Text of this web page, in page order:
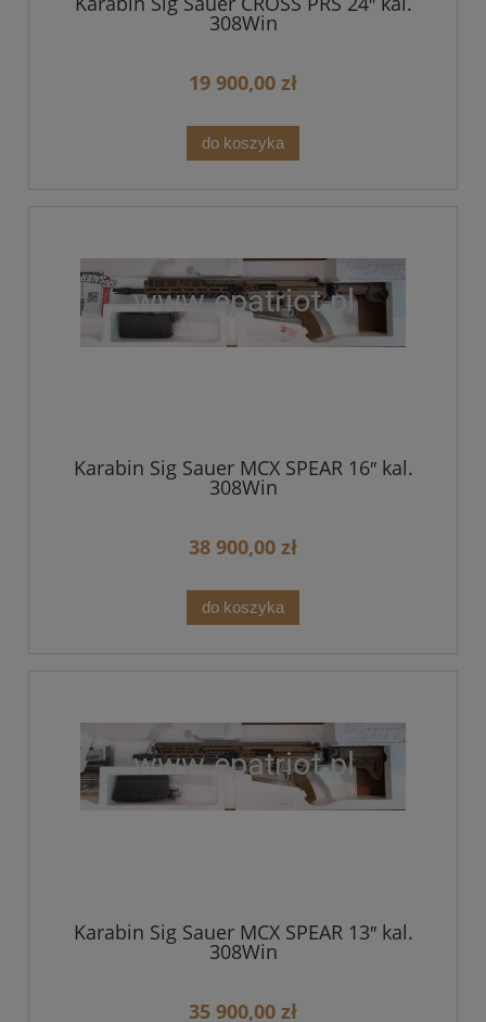
308Win
19 900,00 zł
do koszyka
Karabin Sig Sauer MCX SPEAR 16″ kal.
308Win
38 900,00 zł
do koszyka
Karabin Sig Sauer MCX SPEAR 13″ kal.
308Win
35 900,00 zł